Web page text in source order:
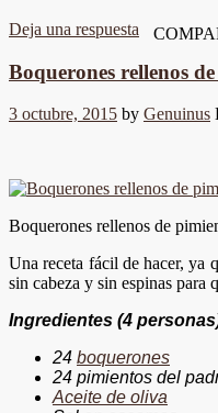
Deja una respuesta
Boquerones rellenos
3 octubre, 2015 by Genuinus
Boquerones rellenos de
Una receta fácil de hacer, ya
sin cabeza y sin espinas para
Ingredientes (4
24 boquerones
24 pimientos del
Aceite de oliva